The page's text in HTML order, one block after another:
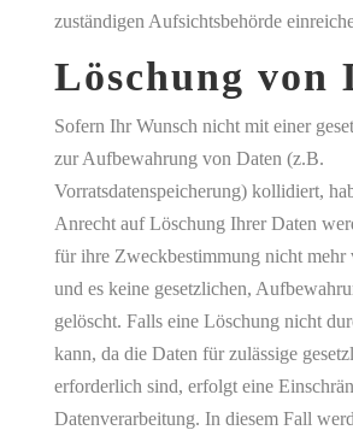
zuständigen Aufsichtsbehörde
Löschung von
Sofern Ihr Wunsch nicht mit einer
zur Aufbewahrung von Daten (z.B.
Vorratsdatenspeicherung) kollidiert,
Anrecht auf Löschung Ihrer Daten
für ihre Zweckbestimmung nicht mehr
und es keine gesetzlichen,
gelöscht. Falls eine Löschung nicht
kann, da die Daten für zulässige
erforderlich sind, erfolgt eine
Datenverarbeitung. In diesem Fall